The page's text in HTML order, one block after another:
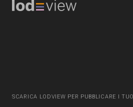
SCARICA LODVIEW PER PUBBLICARE I